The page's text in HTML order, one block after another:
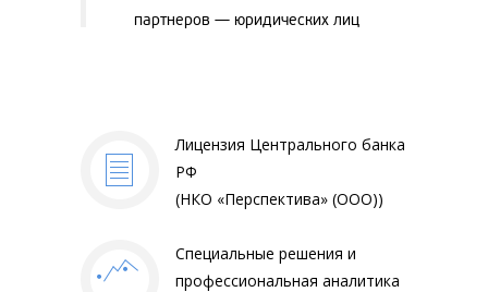
партнеров — юридических лиц
Лицензия Центрального банка
РФ
(НКО «Перспектива» (ООО))
Специальные решения и
профессиональная аналитика